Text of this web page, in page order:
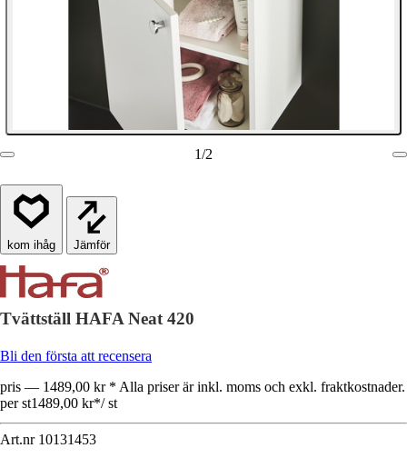
1/2
Jämför
Tvättställ HAFA Neat 420
Bli den första att recensera
pris — 1489,00 kr * Alla priser är inkl. moms och exkl. fraktkostnader.
per st1489,00 kr*/ st
Art.nr 10131453